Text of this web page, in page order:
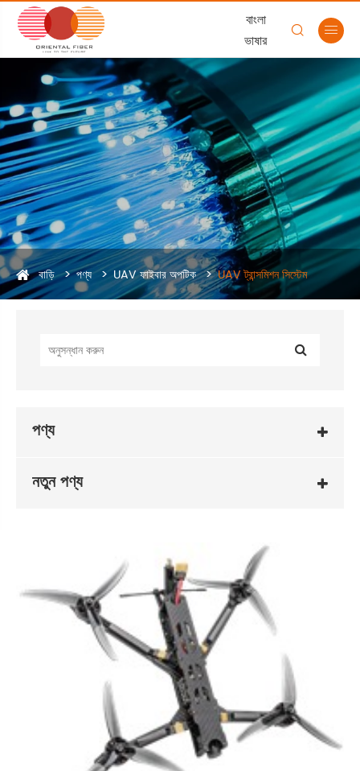
বাংলা
ভাষার
 
বাড়ি পণ্য UAV ফাইবার অপটিক UAV ট্রান্সমিশন সিস্টেম
পণ্য
নতুন পণ্য